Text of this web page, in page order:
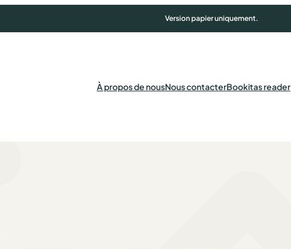
Version papier uniquement.
À propos de nousNous contacterBookitas reader